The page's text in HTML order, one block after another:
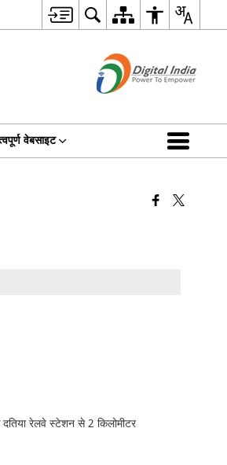
वेबसाइट
रेलवे स्टेशन से 2 किलोमीटर